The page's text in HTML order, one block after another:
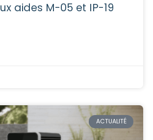
aides M-05 et IP-19
ACTUALITÉ